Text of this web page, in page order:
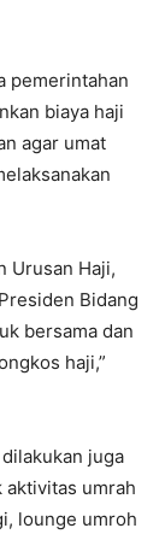
pemerintahan
biaya haji
agar umat
Urusan Haji,
Bidang
bersama dan
haji,”
juga
umrah
lounge umroh